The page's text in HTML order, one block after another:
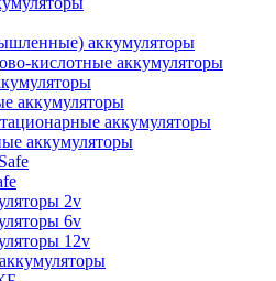
аккумуляторы
кислотные аккумуляторы
аккумуляторы
аккумуляторы
аккумуляторы
2v
6v
12v